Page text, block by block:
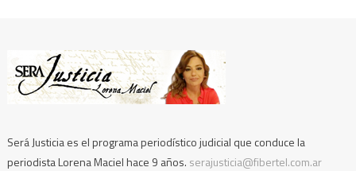
Será Justicia es el programa periodístico judicial que conduce la
periodista Lorena Maciel hace 9 años. serajusticia@fibertel.com.ar